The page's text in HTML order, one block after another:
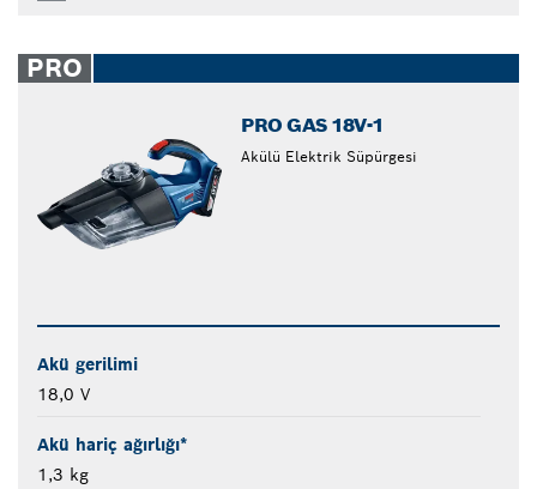
PRO
PRO GAS 18V-1
Akülü Elektrik Süpürgesi
Akü gerilimi
18,0 V
Akü hariç ağırlığı*
1,3 kg